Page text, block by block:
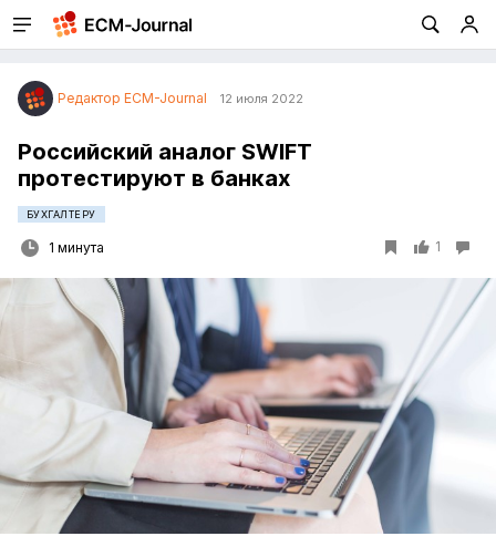
Редактор ECM-Journal 12 июля 2022
Российский аналог SWIFT
протестируют в банках
БУХГАЛТЕРУ
1 минута 1